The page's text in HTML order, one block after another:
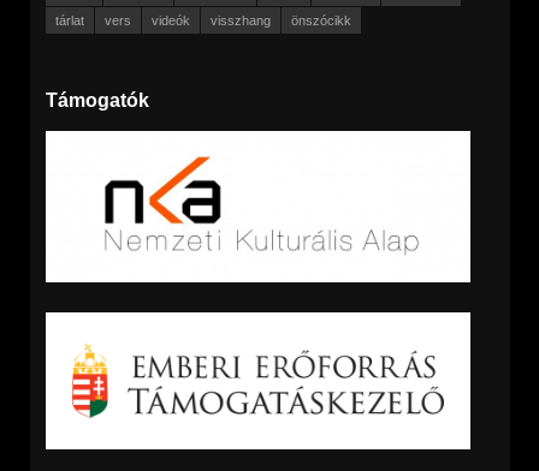
tárlat
vers videók visszhang önszócikk
Támogatók